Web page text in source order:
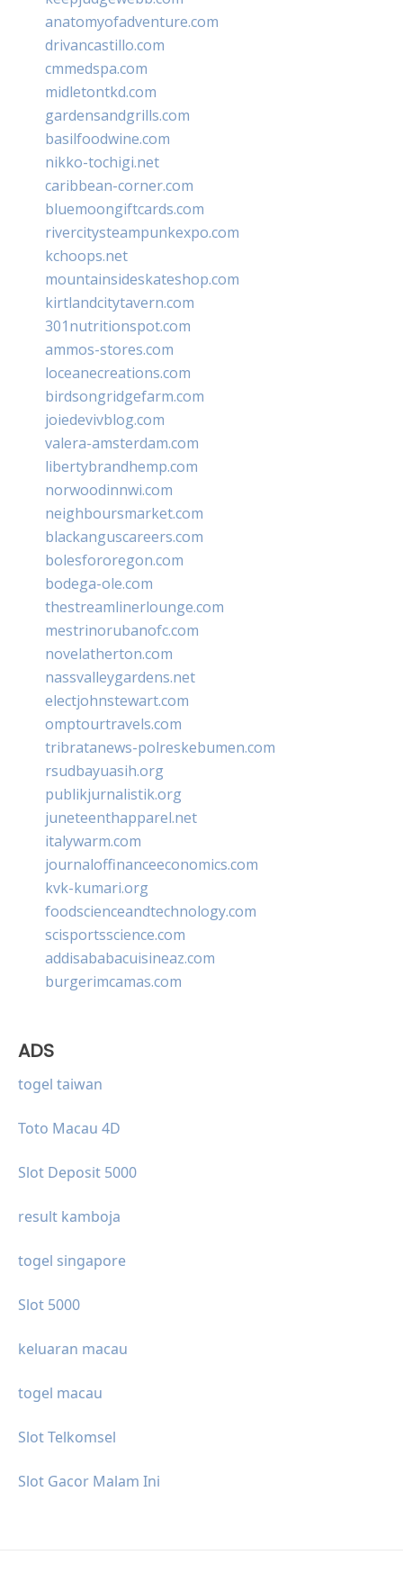
anatomyofadventure.com
drivancastillo.com
cmmedspa.com
midletontkd.com
gardensandgrills.com
basilfoodwine.com
nikko-tochigi.net
caribbean-corner.com
bluemoongiftcards.com
rivercitysteampunkexpo.com
kchoops.net
mountainsideskateshop.com
kirtlandcitytavern.com
301nutritionspot.com
ammos-stores.com
loceanecreations.com
birdsongridgefarm.com
joiedevivblog.com
valera-amsterdam.com
libertybrandhemp.com
norwoodinnwi.com
neighboursmarket.com
blackanguscareers.com
bolesfororegon.com
bodega-ole.com
thestreamlinerlounge.com
mestrinorubanofc.com
novelatherton.com
nassvalleygardens.net
electjohnstewart.com
omptourtravels.com
tribratanews-polreskebumen.com
rsudbayuasih.org
publikjurnalistik.org
juneteenthapparel.net
italywarm.com
journaloffinanceeconomics.com
kvk-kumari.org
foodscienceandtechnology.com
scisportsscience.com
addisababacuisineaz.com
burgerimcamas.com
ADS
togel taiwan
Toto Macau 4D
Slot Deposit 5000
result kamboja
togel singapore
Slot 5000
keluaran macau
togel macau
Slot Telkomsel
Slot Gacor Malam Ini